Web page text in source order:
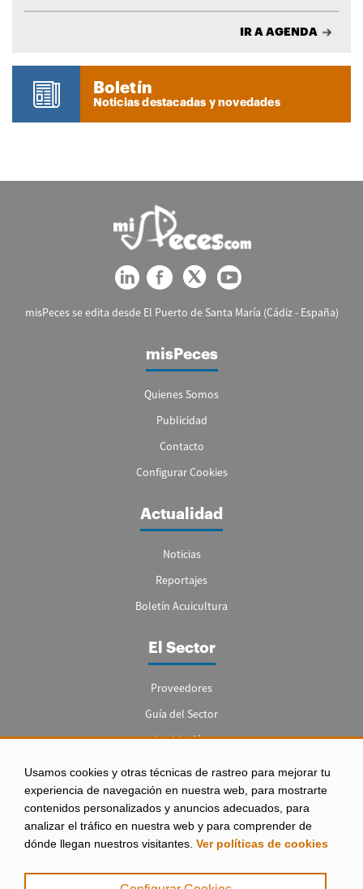
Usamos cookies y otras técnicas de rastreo para mejorar tu
experiencia de navegación en nuestra web, para mostrarte
contenidos personalizados y anuncios adecuados, para
analizar el tráfico en nuestra web y para comprender de
dónde llegan nuestros visitantes. Ver políticas de cookies
IR A AGENDA
Boletín
Noticias destacadas y novedades
misPeces se edita desde El Puerto de Santa María (Cádiz - España)
misPeces
Quienes Somos
Publicidad
Contacto
Configurar Cookies
Actualidad
Noticias
Reportajes
Boletín Acuicultura
El Sector
Proveedores
Guía del Sector
Legislación
Empleo
Aviso legal
|